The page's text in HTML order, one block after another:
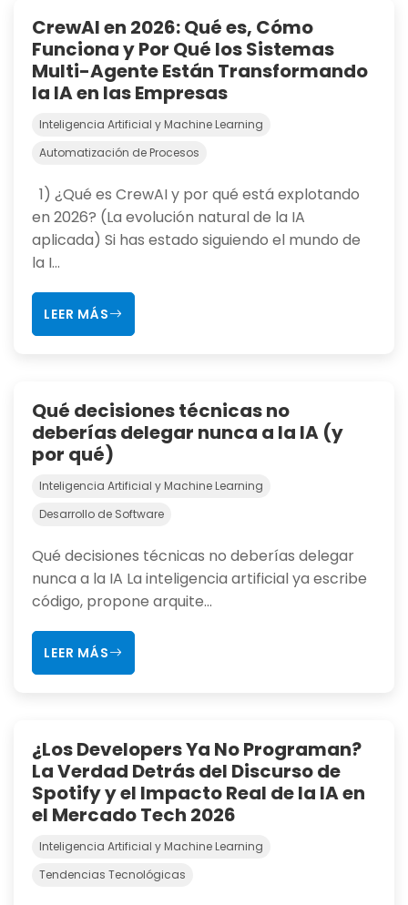
CrewAI en 2026: Qué es, Cómo
Funciona y Por Qué los Sistemas
Multi-Agente Están Transformando
la IA en las Empresas
Inteligencia Artificial y Machine Learning
Automatización de Procesos
1) ¿Qué es CrewAI y por qué está explotando
en 2026? (La evolución natural de la IA
aplicada) Si has estado siguiendo el mundo de
la I...
LEER MÁS
Qué decisiones técnicas no
deberías delegar nunca a la IA (y
por qué)
Inteligencia Artificial y Machine Learning
Desarrollo de Software
Qué decisiones técnicas no deberías delegar
nunca a la IA La inteligencia artificial ya escribe
código, propone arquite...
LEER MÁS
¿Los Developers Ya No Programan?
La Verdad Detrás del Discurso de
Spotify y el Impacto Real de la IA en
el Mercado Tech 2026
Inteligencia Artificial y Machine Learning
Tendencias Tecnológicas